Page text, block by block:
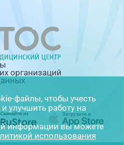
организаций
файлы, чтобы учесть
улучшить работу на
информации вы можете
использования